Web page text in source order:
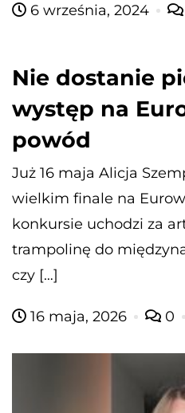
6 września, 2024
Nie dostanie
występ na
powód
Już 16 maja Alicja
wielkim finale na
konkursie uchodzi za
trampolinę do
czy […]
16 maja, 2026 0